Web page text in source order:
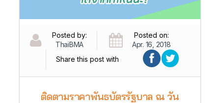
Posted by:
ThaiBMA
Posted on:
Apr. 16, 2018
Share this post with
ติดตามราคาพันธบัตรรัฐบาล ณ วัน